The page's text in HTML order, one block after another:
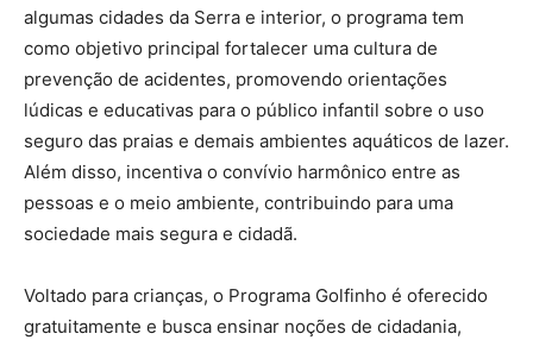
algumas cidades da Serra e interior, o programa tem
como objetivo principal fortalecer uma cultura de
prevenção de acidentes, promovendo orientações
lúdicas e educativas para o público infantil sobre o uso
seguro das praias e demais ambientes aquáticos de lazer.
Além disso, incentiva o convívio harmônico entre as
pessoas e o meio ambiente, contribuindo para uma
sociedade mais segura e cidadã.
Voltado para crianças, o Programa Golfinho é oferecido
gratuitamente e busca ensinar noções de cidadania,